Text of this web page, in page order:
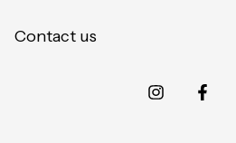
Contact us